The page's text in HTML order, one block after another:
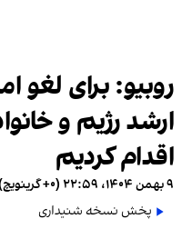
روبیو: برای لغو
ارشد رژیم و
اقدام کردیم
۹ بهمن ۱۴۰۴، ۲۲:۵۹ (‎+۰ گرینویچ)
پخش نسخه شنیداری